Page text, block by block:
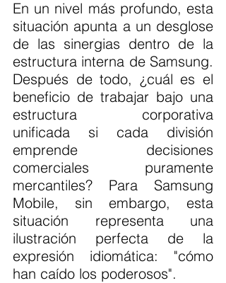
En un nivel más profundo, esta
situación apunta a un desglose
de las sinergias dentro de la
estructura interna de Samsung.
Después de todo, ¿cuál es el
beneficio de trabajar bajo una
estructura corporativa
unificada si cada división
emprende decisiones
comerciales puramente
mercantiles? Para Samsung
Mobile, sin embargo, esta
situación representa una
ilustración perfecta de la
expresión idiomática: "cómo
han caído los poderosos".